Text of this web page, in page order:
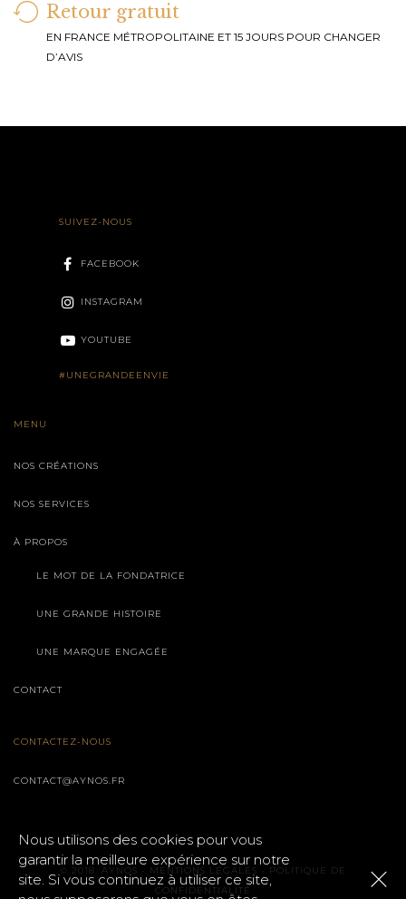
Retour gratuit
EN FRANCE MÉTROPOLITAINE ET 15 JOURS POUR CHANGER
D’AVIS
SUIVEZ-NOUS
FACEBOOK
INSTAGRAM
YOUTUBE
#UNEGRANDEENVIE
MENU
NOS CRÉATIONS
NOS SERVICES
À PROPOS
LE MOT DE LA FONDATRICE
UNE GRANDE HISTOIRE
UNE MARQUE ENGAGÉE
CONTACT
CONTACTEZ-NOUS
CONTACT@AYNOS.FR
© 2018. AYNOS - MENTIONS LÉGALES
POLITIQUE DE
CONFIDENTIALITÉ
Nous utilisons des cookies pour vous
garantir la meilleure expérience sur notre
site. Si vous continuez à utiliser ce site,